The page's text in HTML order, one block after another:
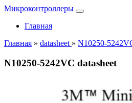
Микроконтроллеры
Главная
Главная » datasheet » N10250-
N10250-5242VC datasheet